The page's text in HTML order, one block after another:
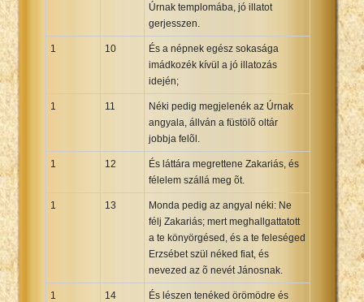
Úrnak templomába, jó illatot
gerjesszen.
1 10
És a népnek egész sokasága
imádkozék kívül a jó illatozás
idején;
1 11
Néki pedig megjelenék az Úrnak
angyala, állván a füstölõ oltár
jobbja felõl.
1 12
És láttára megrettene Zakariás, és
félelem szállá meg õt.
1 13
Monda pedig az angyal néki: Ne
félj Zakariás; mert meghallgattatott
a te könyörgésed, és a te feleséged
Erzsébet szül néked fiat, és
nevezed az õ nevét Jánosnak.
1 14
És lészen tenéked örömödre és